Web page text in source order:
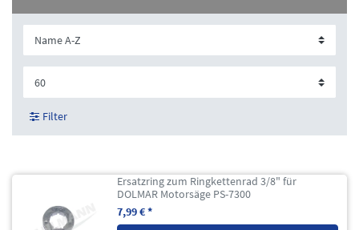
Filter
Ersatzring zum Ringkettenrad 3/8" für
DOLMAR Motorsäge PS-7300
7,99 € *